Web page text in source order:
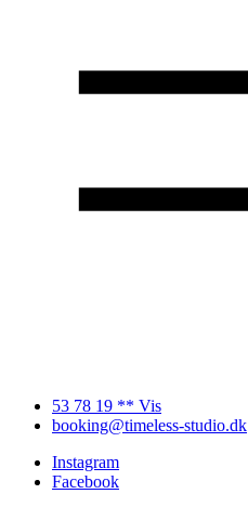
53 78 19 ** Vis
booking@timeless-studio.dk
Instagram
Facebook